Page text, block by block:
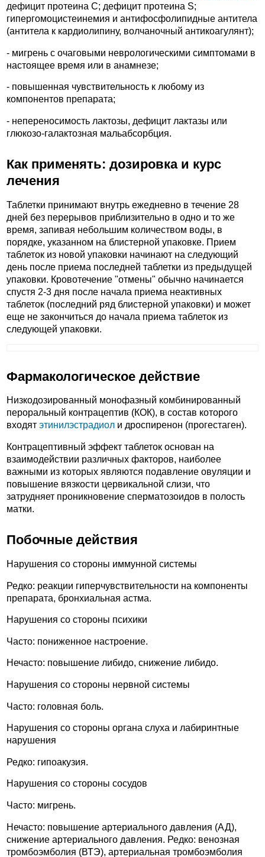
дефицит протеина С; дефицит протеина S;
гипергомоцистеинемия и антифосфолипидные антитела
(антитела к кардиолипину, волчаночный антикоагулянт);
- мигрень с очаговыми неврологическими симптомами в
настоящее время или в анамнезе;
- повышенная чувствительность к любому из
компонентов препарата;
- непереносимость лактозы, дефицит лактазы или
глюкозо-галактозная мальабсорбция.
Как применять: дозировка и курс
лечения
Таблетки принимают внутрь ежедневно в течение 28
дней без перерывов приблизительно в одно и то же
время, запивая небольшим количеством воды, в
порядке, указанном на блистерной упаковке. Прием
таблеток из новой упаковки начинают на следующий
день после приема последней таблетки из предыдущей
упаковки. Кровотечение "отмены" обычно начинается
спустя 2-3 дня после начала приема неактивных
таблеток (последний ряд блистерной упаковки) и может
еще не закончиться до начала приема таблеток из
следующей упаковки.
Фармакологическое действие
Низкодозированный монофазный комбинированный
пероральный контрацептив (КОК), в состав которого
входят этинилэстрадиол и дроспиренон (прогестаген).
Контрацептивный эффект таблеток основан на
взаимодействии различных факторов, наиболее
важными из которых являются подавление овуляции и
повышение вязкости цервикальной слизи, что
затрудняет проникновение сперматозоидов в полость
матки.
Побочные действия
Нарушения со стороны иммунной системы
Редко: реакции гиперчувствительности на компоненты
препарата, бронхиальная астма.
Нарушения со стороны психики
Часто: пониженное настроение.
Нечасто: повышение либидо, снижение либидо.
Нарушения со стороны нервной системы
Часто: головная боль.
Нарушения со стороны органа слуха и лабиринтные
нарушения
Редко: гипоакузия.
Нарушения со стороны сосудов
Часто: мигрень.
Нечасто: повышение артериального давления (АД),
снижение артериального давления. Редко: венозная
тромбоэмболия (ВТЭ), артериальная тромбоэмболия